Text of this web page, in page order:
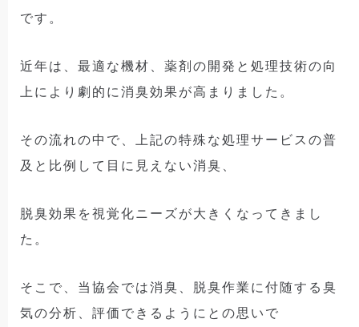
です。
近年は、最適な機材、薬剤の開発と処理技術の向
上により劇的に消臭効果が高まりました。
その流れの中で、上記の特殊な処理サービスの普
及と比例して目に見えない消臭、
脱臭効果を視覚化ニーズが大きくなってきまし
た。
そこで、当協会では消臭、脱臭作業に付随する臭
気の分析、評価できるようにとの思いで